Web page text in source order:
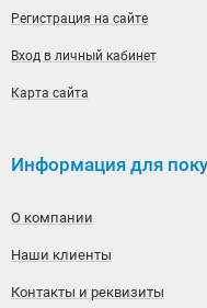
Регистрация на сайте
Вход в личный кабинет
Карта сайта
Информация для
О компании
Наши клиенты
Контакты и реквизиты